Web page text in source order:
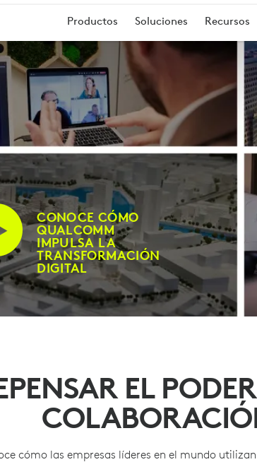
Productos Soluciones Recursos
CONOCE CÓMO
QUALCOMM
IMPULSA LA
TRANSFORMACIÓN
DIGITAL
EL
cómo las empresas líderes en el mundo